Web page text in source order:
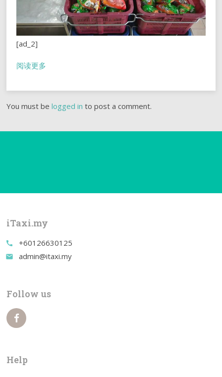
[ad_2]
阅读更多
You must belogged in to post a comment.
iTaxi.my
call +60126630125
email admin@itaxi.my
Follow us
Help